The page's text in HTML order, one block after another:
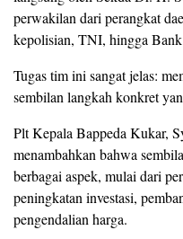
perwakilan dari perangkat
kepolisian, TNI, hingga
Tugas tim ini sangat jelas:
sembilan langkah konkret
Plt Kepala Bappeda Kukar,
menambahkan bahwa
berbagai aspek, mulai dari
peningkatan investasi,
pengendalian harga.